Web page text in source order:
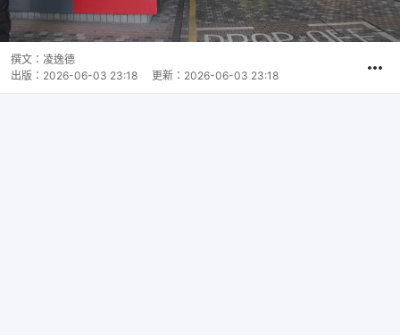
撰文： 凌逸德
出版： 2026-06-03 23:18 更新： 2026-06-03 23:18